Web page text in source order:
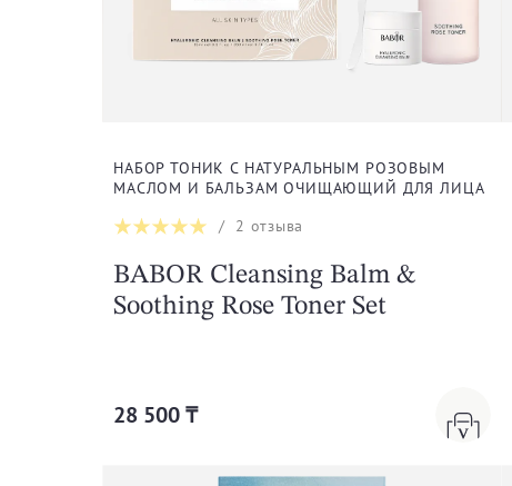
Hydramemory
Regeneration
Sublime Skin
НАБОР ТОНИК С НАТУРАЛЬНЫМ РОЗОВЫМ
МАСЛОМ И БАЛЬЗАМ ОЧИЩАЮЩИЙ ДЛЯ ЛИЦА
/ 2 отзыва
BABOR Cleansing Balm &
Soothing Rose Toner Set
28 500 ₸